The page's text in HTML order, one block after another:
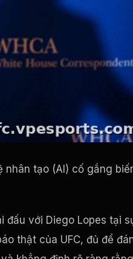
nhân tạo (AI) cố gắng
đấu với Diego Lopes tại
thật của UFC, đủ để